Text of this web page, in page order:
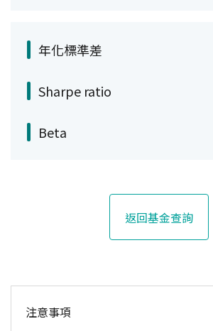
年化標準差
Sharpe ratio
Beta
返回基金查詢
注意事項